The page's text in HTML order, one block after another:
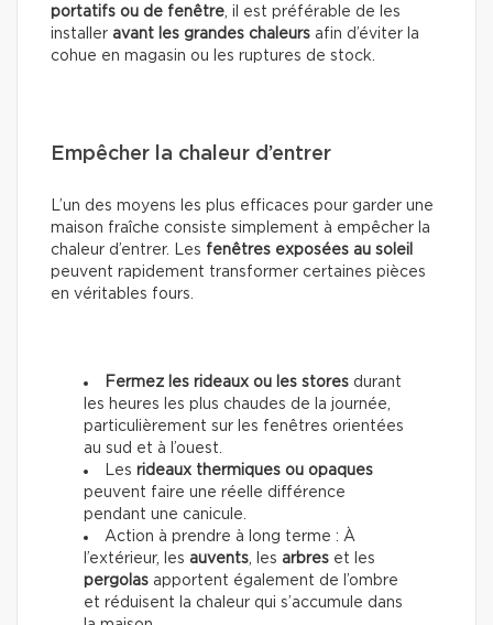
portatifs ou de fenêtre, il est préférable de les
installer avant les grandes chaleurs afin d’éviter la
cohue en magasin ou les ruptures de stock.
Empêcher la chaleur d’entrer
L’un des moyens les plus efficaces pour garder une
maison fraîche consiste simplement à empêcher la
chaleur d’entrer. Les fenêtres exposées au soleil
peuvent rapidement transformer certaines pièces
en véritables fours.
Fermez les rideaux ou les stores durant
les heures les plus chaudes de la journée,
particulièrement sur les fenêtres orientées
au sud et à l’ouest.
Les rideaux thermiques ou opaques
peuvent faire une réelle différence
pendant une canicule.
Action à prendre à long terme : À
l’extérieur, les auvents, les arbres et les
pergolas apportent également de l’ombre
et réduisent la chaleur qui s’accumule dans